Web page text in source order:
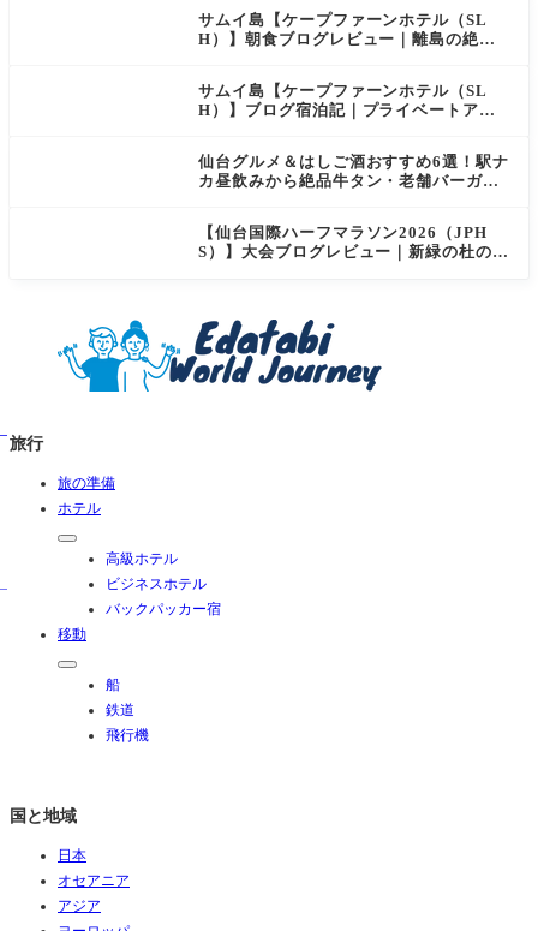
サムイ島【ケープファーンホテル（SL
H）】朝食ブログレビュー｜離島の絶景×
サムイ島【ケープファーンホテル（SL
H）】ブログ宿泊記｜プライベートアイ
仙台グルメ＆はしご酒おすすめ6選！駅ナ
カ昼飲みから絶品牛タン・老舗バーガー
【仙台国際ハーフマラソン2026（JPH
S）】大会ブログレビュー｜新緑の杜の都
旅行
旅の準備
ホテル
高級ホテル
ビジネスホテル
バックパッカー宿
移動
船
鉄道
飛行機
国と地域
日本
オセアニア
アジア